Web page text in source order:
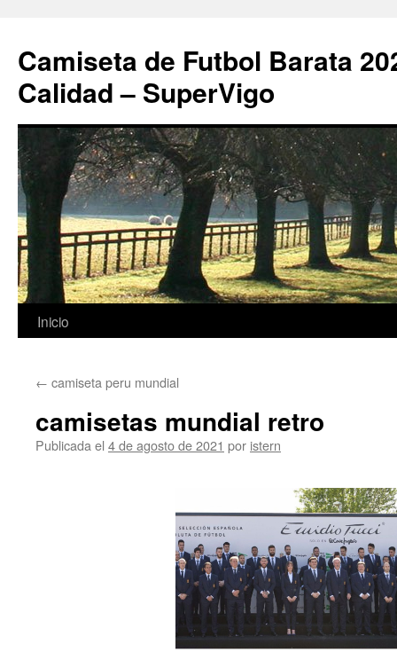
Camiseta de Futbol Barata
Calidad – SuperVigo
Saltar
contenido
Inicio
← camiseta peru mundial
camisetas mundial retro
Publicada el 4 de agosto de 2021 por istern